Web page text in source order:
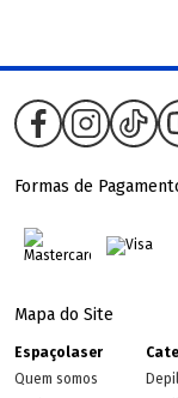
Formas de
Mapa do Site
Espaçolaser
Quem somos